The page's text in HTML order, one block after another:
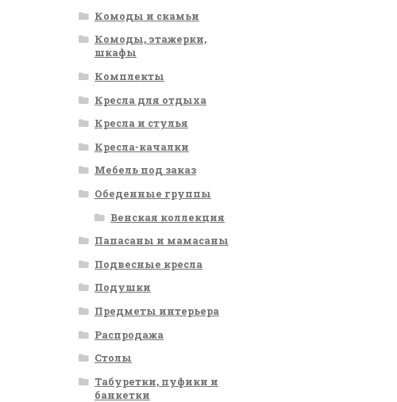
Комоды и скамьи
Комоды, этажерки,
шкафы
Комплекты
Кресла для отдыха
Кресла и стулья
Кресла-качалки
Мебель под заказ
Обеденные группы
Венская коллекция
Папасаны и мамасаны
Подвесные кресла
Подушки
Предметы интерьера
Распродажа
Столы
Табуретки, пуфики и
банкетки